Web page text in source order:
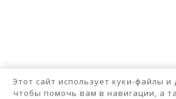
Этот сайт использует куки-файлы и
чтобы помочь вам в навигации, а